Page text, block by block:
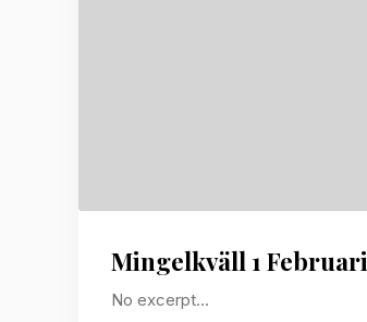
Mingelkväll 1 Februari
No excerpt…